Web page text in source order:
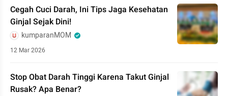
Cegah Cuci Darah, Ini Tips Jaga Kesehatan
Ginjal Sejak Dini!
kumparanMOM
12 Mar 2026
Stop Obat Darah Tinggi Karena Takut Ginjal
Rusak? Apa Benar?